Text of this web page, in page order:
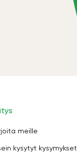
meille
kysytyt kysymykset